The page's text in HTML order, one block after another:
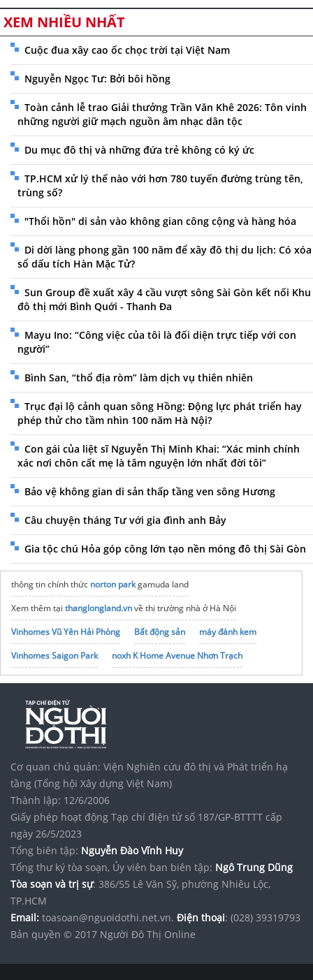
XEM NHIỀU NHẤT
Cuộc đua xây cao ốc chọc trời tại Việt Nam
Nguyễn Ngọc Tư: Bởi bôi hồng
Toàn cảnh lễ trao Giải thưởng Trần Văn Khê 2026: Tôn vinh
những người giữ mạch nguồn âm nhạc dân tộc
Du mục đô thị và những đứa trẻ không có ký ức
TP.HCM xử lý thế nào với hơn 780 tuyến đường trùng tên,
trùng số?
"Thổi hồn" di sản vào không gian công cộng và hàng hóa
Di dời làng phong gần 100 năm để xây đô thị du lịch: Có xóa
sổ dấu tích Hàn Mặc Tử?
Sun Group đề xuất xây 4 cầu vượt sông Sài Gòn kết nối Khu
đô thị mới Bình Quới - Thanh Đa
Mayu Ino: “Công việc của tôi là đối diện trực tiếp với con
người”
Bình San, “thổ địa ròm” làm dịch vụ thiên nhiên
Trục đại lộ cảnh quan sông Hồng: Động lực phát triển hay
phép thử cho tầm nhìn 100 năm Hà Nội?
Con gái của liệt sĩ Nguyễn Thị Minh Khai: “Xác minh chính
xác nơi chôn cất mẹ là tâm nguyện lớn nhất đời tôi”
Bảo vệ không gian di sản thấp tầng ven sông Hương
Câu chuyện tháng Tư với gia đình anh Bảy
Gia tộc chú Hỏa góp công lớn tạo nền móng đô thị Sài Gòn
thông tin chính thức norton parkgamuda land
Xem thêm tại thanglongland.vnvề thị trường nhà ở Hà Nội
Vinhomes Vũ Yên Hải Phòng
Bất động sản
máy đánh kem
Vinhomes Saigon Park
noxh K Home Avenue Nhơn Trạch
Tập đoàn Bcons Group
Cơ quan chủ quản: Viện Nghiên cứu đô thị và Phát triển hạ
tầng (Tổng hội Xây dựng Việt Nam)
Thành lập: 12/6/2006
Giấy phép hoạt động Tạp chí điện tử số 187/GP-BTTTT cấp
ngày 26/5/2023
Tổng biên tập: Nguyễn Đào Vĩnh Huy
Tổng thư ký tòa soạn, Ủy viên ban biên tập: Ngô Trung Dũng
Tòa soạn và trị sự: 386/55 Lê Văn Sỹ, phường Nhiêu Lộc,
TP.HCM
Email: toasoan@nguoidothi.net.vn. Điện thoại: (028) 39319793
Bản quyền © 2017 Người Đô Thị Online